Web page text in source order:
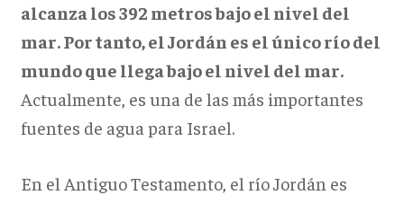
alcanza los 392 metros bajo el nivel del
mar. Por tanto, el Jordán es el único río del
mundo que llega bajo el nivel del mar.
Actualmente, es una de las más importantes
fuentes de agua para Israel.
En el Antiguo Testamento, el río Jordán es